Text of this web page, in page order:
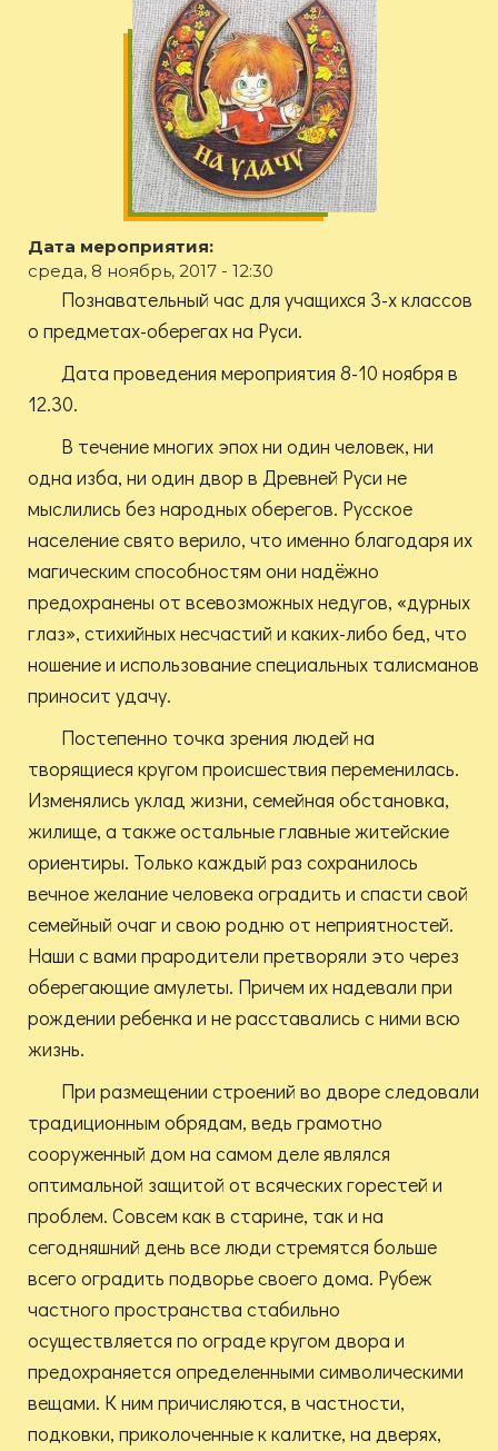
Дата мероприятия:
среда, 8 ноябрь, 2017 - 12:30
Познавательный час для учащихся 3-х классов
о предметах-оберегах на Руси.
Дата проведения мероприятия 8-10 ноября в
12.30.
В течение многих эпох ни один человек, ни
одна изба, ни один двор в Древней Руси не
мыслились без народных оберегов. Русское
население свято верило, что именно благодаря их
магическим способностям они надёжно
предохранены от всевозможных недугов, «дурных
глаз», стихийных несчастий и каких-либо бед, что
ношение и использование специальных талисманов
приносит удачу.
Постепенно точка зрения людей на
творящиеся кругом происшествия переменилась.
Изменялись уклад жизни, семейная обстановка,
жилище, а также остальные главные житейские
ориентиры. Только каждый раз сохранилось
вечное желание человека оградить и спасти свой
семейный очаг и свою родню от неприятностей.
Наши с вами прародители претворяли это через
оберегающие амулеты. Причем их надевали при
рождении ребенка и не расставались с ними всю
жизнь.
При размещении строений во дворе следовали
традиционным обрядам, ведь грамотно
сооруженный дом на самом деле являлся
оптимальной защитой от всяческих горестей и
проблем. Совсем как в старине, так и на
сегодняшний день все люди стремятся больше
всего оградить подворье своего дома. Рубеж
частного пространства стабильно
осуществляется по ограде кругом двора и
предохраняется определенными символическими
вещами. К ним причисляются, в частности,
подковки, приколоченные к калитке, на дверях,